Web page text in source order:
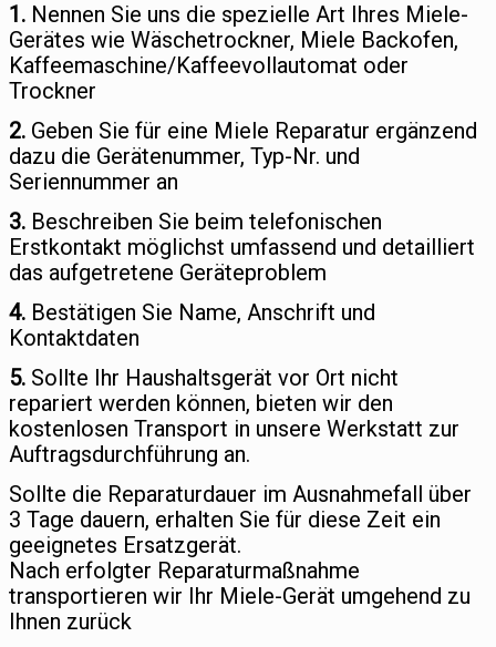
1. Nennen Sie uns die spezielle Art Ihres Miele-
Gerätes wie Wäschetrockner, Miele Backofen,
Kaffeemaschine/Kaffeevollautomat oder
Trockner
2. Geben Sie für eine Miele Reparatur ergänzend
dazu die Gerätenummer, Typ-Nr. und
Seriennummer an
3. Beschreiben Sie beim telefonischen
Erstkontakt möglichst umfassend und detailliert
das aufgetretene Geräteproblem
4. Bestätigen Sie Name, Anschrift und
Kontaktdaten
5. Sollte Ihr Haushaltsgerät vor Ort nicht
repariert werden können, bieten wir den
kostenlosen Transport in unsere Werkstatt zur
Auftragsdurchführung an.
Sollte die Reparaturdauer im Ausnahmefall über
3 Tage dauern, erhalten Sie für diese Zeit ein
geeignetes Ersatzgerät.
Nach erfolgter Reparaturmaßnahme
transportieren wir Ihr Miele-Gerät umgehend zu
Ihnen zurück